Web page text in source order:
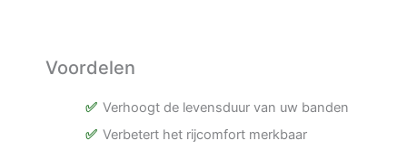
Voordelen
Verhoogt de levensduur van uw banden
Verbetert het rijcomfort merkbaar